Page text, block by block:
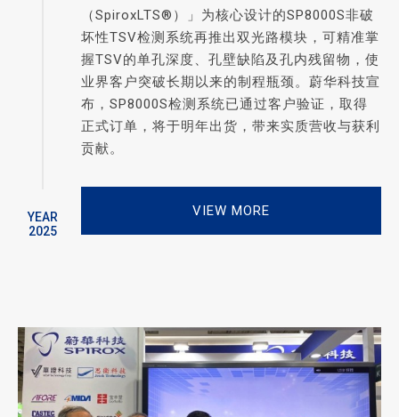
YEAR
2025
（SpiroxLTS®）」为核心设计的SP8000S非破
坏性TSV检测系统再推出双光路模块，可精准掌
握TSV的单孔深度、孔壁缺陷及孔内残留物，使
业界客户突破长期以来的制程瓶颈。蔚华科技宣
布，SP8000S检测系统已通过客户验证，取得
正式订单，将于明年出货，带来实质营收与获利
贡献。
VIEW MORE